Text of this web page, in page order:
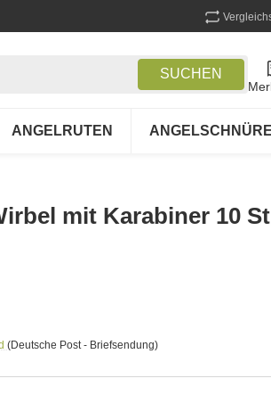
SUCHEN
ANGELRUTEN ANGELSCHNÜRE
mit Karabiner 10
(Deutsche Post - Briefsendung)